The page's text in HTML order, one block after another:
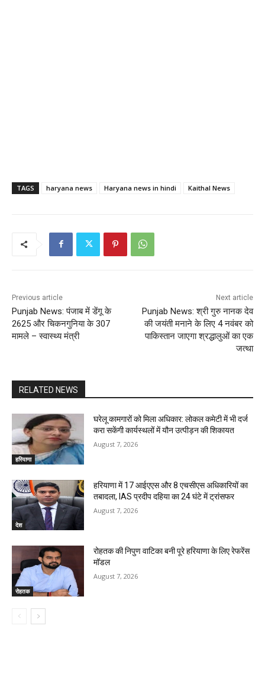
TAGS haryana news Haryana news in hindi Kaithal News
Previous article
Punjab News: पंजाब में डेंगू के
2625 और चिकनगुनिया के 307
मामले – स्वास्थ्य मंत्री
Next article
Punjab News: श्री गुरु नानक देव
की जयंती मनाने के लिए 4 नवंबर को
पाकिस्तान जाएगा श्रद्धालुओं का एक
जत्था
RELATED NEWS
हरियाणा
घरेलू कामगारों को मिला अधिकार: लोकल कमेटी में भी दर्ज
करा सकेंगी कार्यस्थलों में यौन उत्पीड़न की शिकायत
August 7, 2026
देश
हरियाणा में 17 आईएएस और 8 एचसीएस अधिकारियों का
तबादला, IAS प्रदीप दहिया का 24 घंटे में ट्रांसफर
August 7, 2026
रोहतक
रोहतक की निपुण वाटिका बनी पूरे हरियाणा के लिए रेफरेंस
मॉडल
August 7, 2026